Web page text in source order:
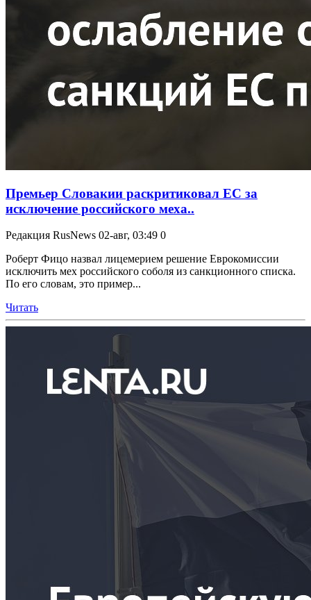
Премьер Словакии раскритиковал ЕС за
исключение российского меха..
Редакция RusNews 02-авг, 03:49 0
Роберт Фицо назвал лицемерием решение Еврокомиссии
исключить мех российского соболя из санкционного списка.
По его словам, это пример...
Читать